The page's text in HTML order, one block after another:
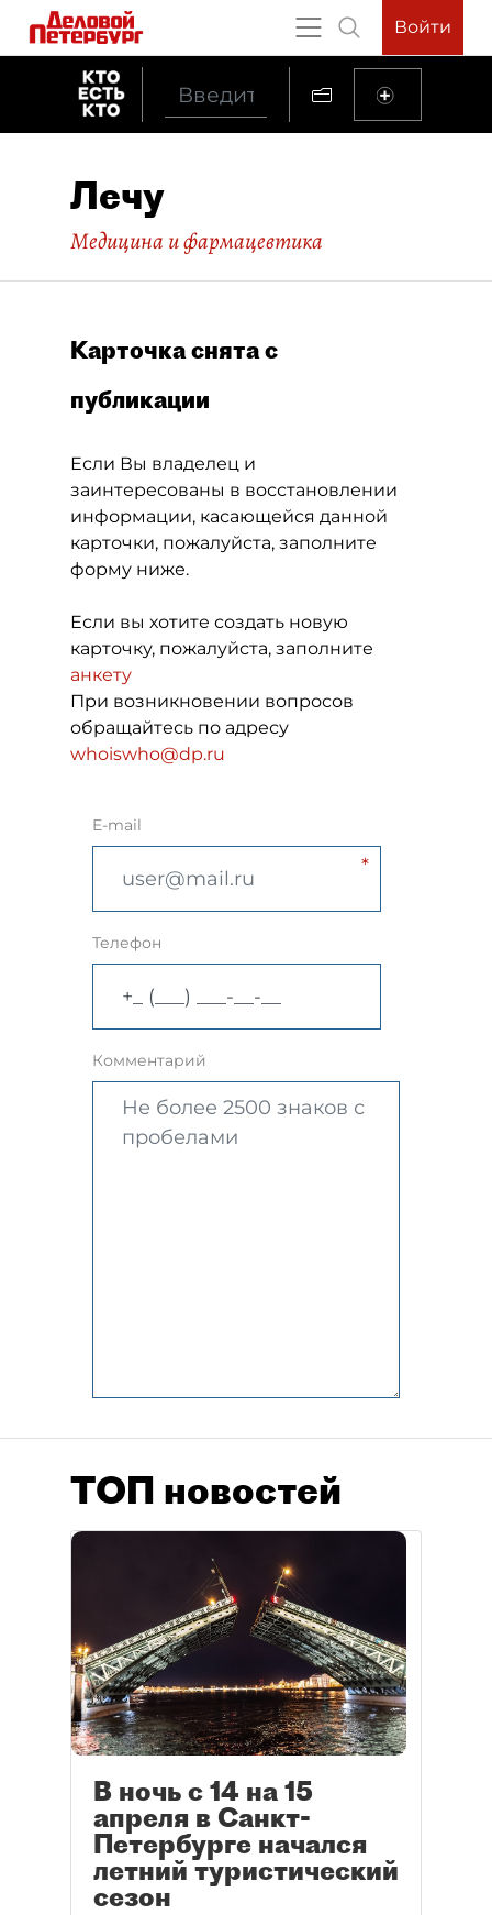
Войти
Лечу
Медицина и фармацевтика
Карточка снята с
публикации
Если Вы владелец и
заинтересованы в восстановлении
информации, касающейся данной
карточки, пожалуйста, заполните
форму ниже.
Если вы хотите создать новую
карточку, пожалуйста, заполните
анкету
При возникновении вопросов
обращайтесь по адресу
whoiswho@dp.ru
E-mail
Телефон
Комментарий
ТОП новостей
В ночь с 14 на 15
апреля в Санкт-
Петербурге начался
летний туристический
сезон